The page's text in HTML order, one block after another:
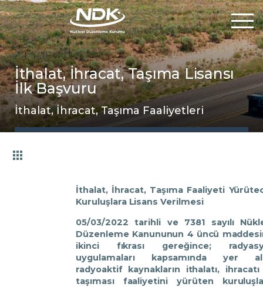
Kurumsal
Mevzuat
Online İşlemler
Uluslararası
Duyurular
İthalat, İhracat, Taşıma Lisansı
İlk Başvuru
İthalat, İhracat, Taşıma Faaliyetleri
İthalat, İhracat, Taşıma Faaliyeti
Kuruluşlara Lisans Verilmesi
05/03/2022 tarihli ve 7381 sayılı
Düzenleme Kanununun 4 üncü
ikinci fıkrası gereğince;
uygulamaları kapsamında yer
radyoaktif kaynakların ithalatı,
taşıması faaliyetini yürüten